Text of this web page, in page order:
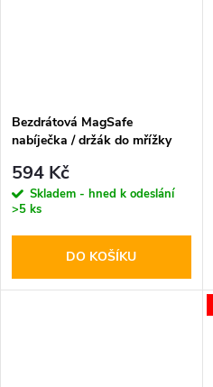
Bezdrátová MagSafe
nabíječka / držák do mřížky
594 Kč
Skladem - hned k odeslání
>5 ks
DO KOŠÍKU